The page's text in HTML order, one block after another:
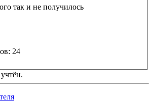
так и не получилось
24